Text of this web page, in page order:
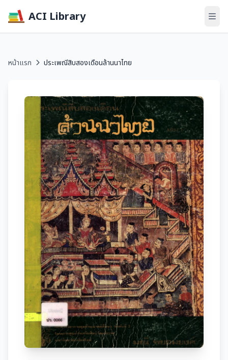
ACI Library
หน้าแรก ประเพณีสิบสองเดือนล้านนาไทย